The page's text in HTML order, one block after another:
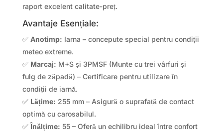
raport excelent calitate-preț.
Avantaje Esențiale:
✅ Anotimp: Iarna – concepute special pentru condiții
meteo extreme.
✅ Marcaj: M+S și 3PMSF (Munte cu trei vârfuri și
fulg de zăpadă) – Certificare pentru utilizare în
condiții de iarnă.
✅ Lățime: 255 mm – Asigură o suprafață de contact
optimă cu carosabilul.
✅Înălțime: 55 – Oferă un echilibru ideal între confort